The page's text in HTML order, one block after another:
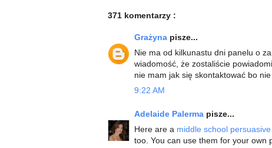
371 komentarzy :
Grażyna pisze...
Nie ma od kilkunastu dni panelu o
wiadomość, że zostaliście
nie mam jak się skontaktować bo nie
9:22 AM
Adelaide Palerma pisze...
Here are a middle school
too. You can use them for your own